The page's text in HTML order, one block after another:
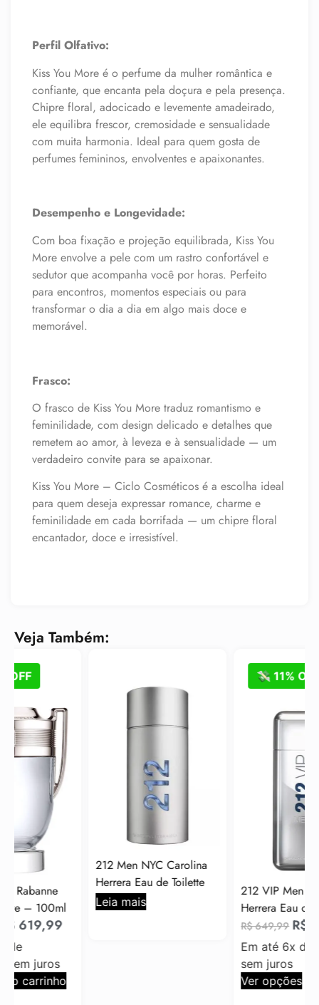
Perfil Olfativo:
Kiss You More é o perfume da mulher romântica e
confiante, que encanta pela doçura e pela presença.
Chipre floral, adocicado e levemente amadeirado,
ele equilibra frescor, cremosidade e sensualidade
com muita harmonia. Ideal para quem gosta de
perfumes femininos, envolventes e apaixonantes.
Desempenho e Longevidade:
Com boa fixação e projeção equilibrada, Kiss You
More envolve a pele com um rastro confortável e
sedutor que acompanha você por horas. Perfeito
para encontros, momentos especiais ou para
transformar o dia a dia em algo mais doce e
memorável.
Frasco:
O frasco de Kiss You More traduz romantismo e
feminilidade, com design delicado e detalhes que
remetem ao amor, à leveza e à sensualidade — um
verdadeiro convite para se apaixonar.
Kiss You More – Ciclo Cosméticos é a escolha ideal
para quem deseja expressar romance, charme e
feminilidade em cada borrifada — um chipre floral
encantador, doce e irresistível.
Veja Também:
212 Men NYC Carolina
Herrera Eau de Toilette
Leia mais
212 VIP Men Carolina
Herrera Eau de Toilette
579,99
Em até 6x deR$ 96,67